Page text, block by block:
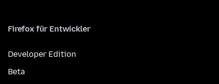
Firefox für Entwickler
Developer Edition
Beta